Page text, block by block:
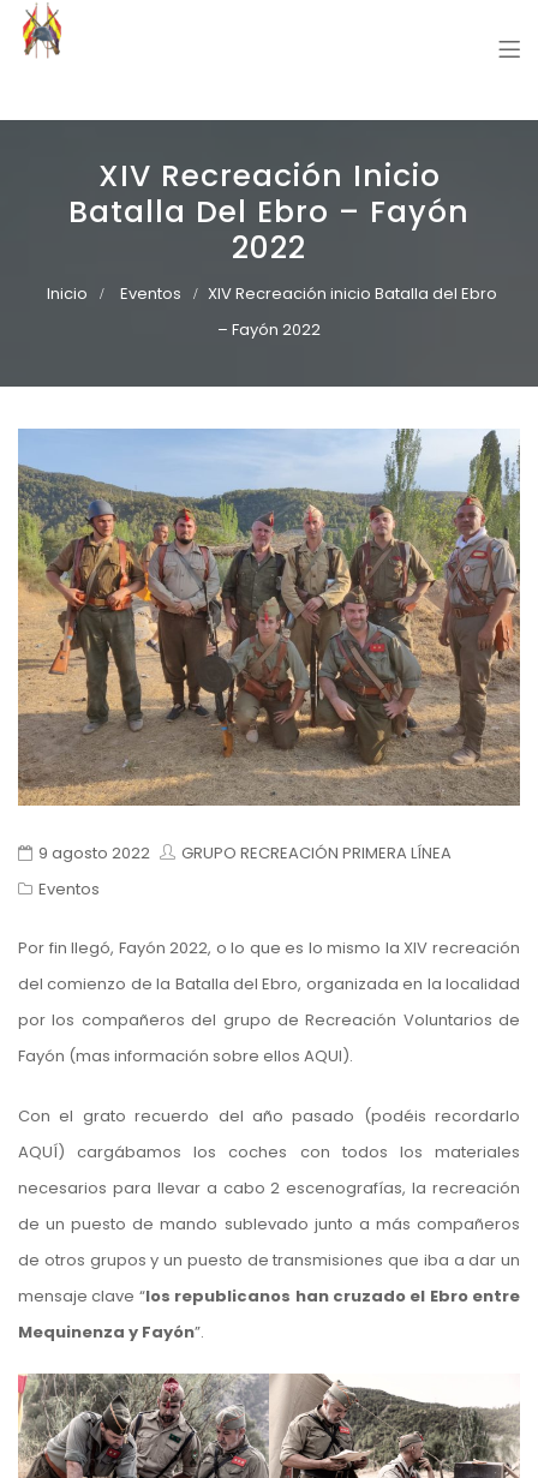
XIV Recreación Inicio
Batalla Del Ebro – Fayón
2022
Inicio Eventos
XIV Recreación inicio Batalla del Ebro
– Fayón 2022
9 agosto 2022
GRUPO RECREACIÓN PRIMERA LÍNEA
Eventos
Por fin llegó, Fayón 2022, o lo que es lo mismo la XIV recreación
del comienzo de la Batalla del Ebro, organizada en la localidad
por los compañeros del grupo de Recreación Voluntarios de
Fayón (mas información sobre ellos AQUI).
Con el grato recuerdo del año pasado (podéis recordarlo
AQUÍ) cargábamos los coches con todos los materiales
necesarios para llevar a cabo 2 escenografías, la recreación
de un puesto de mando sublevado junto a más compañeros
de otros grupos y un puesto de transmisiones que iba a dar un
mensaje clave “los republicanos han cruzado el Ebro entre
Mequinenza y Fayón”.